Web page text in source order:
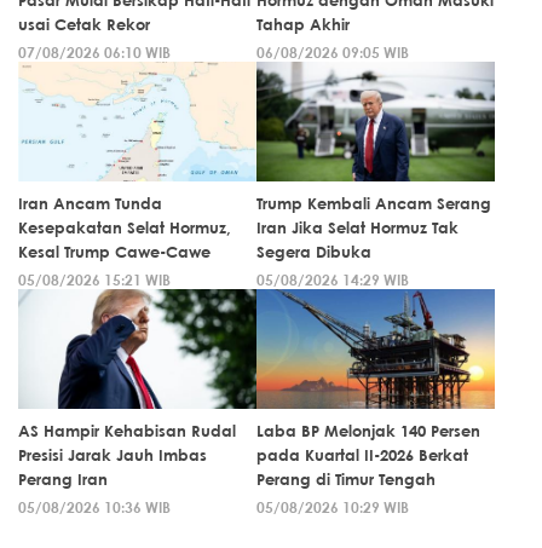
usai Cetak Rekor
07/08/2026 06:10 WIB
Tahap Akhir
06/08/2026 09:05 WIB
Iran Ancam Tunda
Kesepakatan Selat Hormuz,
Kesal Trump Cawe-Cawe
05/08/2026 15:21 WIB
Trump Kembali Ancam Serang
Iran Jika Selat Hormuz Tak
Segera Dibuka
05/08/2026 14:29 WIB
AS Hampir Kehabisan Rudal
Presisi Jarak Jauh Imbas
Perang Iran
05/08/2026 10:36 WIB
Laba BP Melonjak 140 Persen
pada Kuartal II-2026 Berkat
Perang di Timur Tengah
05/08/2026 10:29 WIB